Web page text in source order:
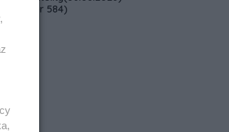
alertów RCB i
w jeden system.
numer 584)
artykułu: